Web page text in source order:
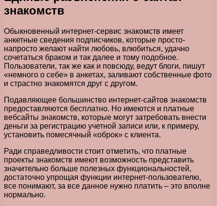
знакомств
Обыкновенный интернет-сервис знакомств имеет
анкетные сведения подписчиков, которые просто-
напросто желают найти любовь, влюбиться, удачно
сочетаться браком и так далее и тому подобное.
Пользователи, так же как и повсюду, ведут блоги, пишут
«немного о себе» в анкетах, заливают собственные фото
и страстно знакомятся друг с другом.
Подавляющее большинство интернет-сайтов знакомств
предоставляются бесплатно. Но имеются и платные
вебсайты знакомств, которые могут затребовать внести
деньги за регистрацию учетной записи или, к примеру,
установить помесячный «оброк» с клиента.
Ради справедливости стоит отметить, что платные
проекты знакомств имеют возможность представить
значительно больше полезных функциональностей,
достаточно упрощая функции интернет-пользователю,
все понимают, за все данное нужно платить – это вполне
нормально.